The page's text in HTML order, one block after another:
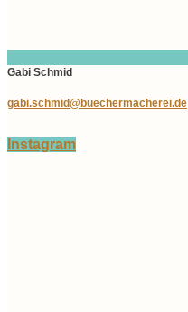
Gabi Schmid
gabi.schmid@buechermacherei.de
Instagram